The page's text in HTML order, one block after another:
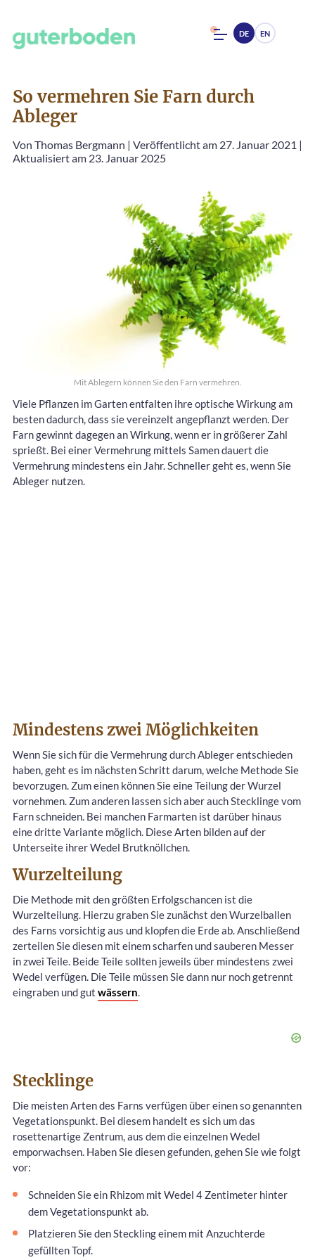
DE EN
So vermehren Sie Farn durch
Ableger
Von Thomas Bergmann | Veröffentlicht am 27. Januar 2021 |
Aktualisiert am 23. Januar 2025
Mit Ablegern können Sie den Farn vermehren.
Viele Pflanzen im Garten entfalten ihre optische Wirkung am
besten dadurch, dass sie vereinzelt angepflanzt werden. Der
Farn gewinnt dagegen an Wirkung, wenn er in größerer Zahl
sprießt. Bei einer Vermehrung mittels Samen dauert die
Vermehrung mindestens ein Jahr. Schneller geht es, wenn Sie
Ableger nutzen.
Mindestens zwei Möglichkeiten
Wenn Sie sich für die Vermehrung durch Ableger entschieden
haben, geht es im nächsten Schritt darum, welche Methode Sie
bevorzugen. Zum einen können Sie eine Teilung der Wurzel
vornehmen. Zum anderen lassen sich aber auch Stecklinge vom
Farn schneiden. Bei manchen Farmarten ist darüber hinaus
eine dritte Variante möglich. Diese Arten bilden auf der
Unterseite ihrer Wedel Brutknöllchen.
Wurzelteilung
Die Methode mit den größten Erfolgschancen ist die
Wurzelteilung. Hierzu graben Sie zunächst den Wurzelballen
des Farns vorsichtig aus und klopfen die Erde ab. Anschließend
zerteilen Sie diesen mit einem scharfen und sauberen Messer
in zwei Teile. Beide Teile sollten jeweils über mindestens zwei
Wedel verfügen. Die Teile müssen Sie dann nur noch getrennt
eingraben und gut wässern
Stecklinge
Die meisten Arten des Farns verfügen über einen so genannten
Vegetationspunkt. Bei diesem handelt es sich um das
rosettenartige Zentrum, aus dem die einzelnen Wedel
emporwachsen. Haben Sie diesen gefunden, gehen Sie wie folgt
vor:
Schneiden Sie ein Rhizom mit Wedel 4 Zentimeter hinter
dem Vegetationspunkt ab.
Platzieren Sie den Steckling einem mit Anzuchterde
gefüllten Topf.